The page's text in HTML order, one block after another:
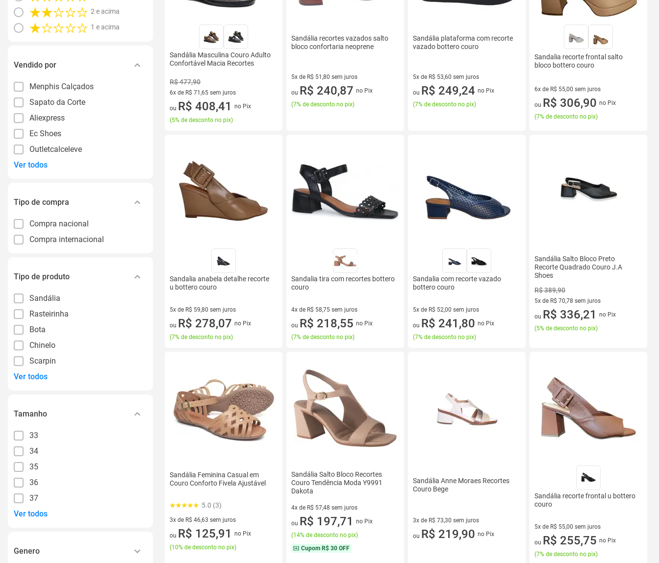
2 e acima
1 e acima
Vendido por
Menphis Calçados
Sapato da Corte
Aliexpress
Ec Shoes
Outletcalceleve
Ver todos
Tipo de compra
Compra nacional
Compra internacional
Tipo de produto
Sandália
Rasteirinha
Bota
Chinelo
Scarpin
Ver todos
Tamanho
33
34
35
36
37
Ver todos
Genero
Sandália Masculina Couro Adulto
Confortável Macia Recortes
R$ 477,90
6x de R$ 71,65 sem juros
6 vez de R$ 71,65 sem juros
ou R$ 408,41
no Pix
(5% de desconto no pix)
Sandália recortes vazados salto
bloco confortaria neoprene
5x de R$ 51,80 sem juros
5 vez de R$ 51,80 sem juros
ou R$ 240,87 no Pix
(7% de desconto no pix)
Sandália plataforma com recorte
vazado bottero couro
5x de R$ 53,60 sem juros
5 vez de R$ 53,60 sem juros
ou R$ 249,24 no Pix
(7% de desconto no pix)
Sandalia recorte frontal salto
bloco bottero couro
6x de R$ 55,00 sem juros
6 vez de R$ 55,00 sem juros
ou R$ 306,90 no Pix
(7% de desconto no pix)
Sandalia anabela detalhe recorte
u bottero couro
5x de R$ 59,80 sem juros
5 vez de R$ 59,80 sem juros
ou R$ 278,07 no Pix
(7% de desconto no pix)
Sandalia tira com recortes bottero
couro
4x de R$ 58,75 sem juros
4 vez de R$ 58,75 sem juros
ou R$ 218,55 no Pix
(7% de desconto no pix)
Sandalia com recorte vazado
bottero couro
5x de R$ 52,00 sem juros
5 vez de R$ 52,00 sem juros
ou R$ 241,80 no Pix
(7% de desconto no pix)
Sandália Salto Bloco Preto
Recorte Quadrado Couro J.A
Shoes
R$ 389,90
5x de R$ 70,78 sem juros
5 vez de R$ 70,78 sem juros
ou R$ 336,21
no Pix
(5% de desconto no pix)
Sandália Feminina Casual em
Couro Conforto Fivela Ajustável
5.0 (3)
3x de R$ 46,63 sem juros
3 vez de R$ 46,63 sem juros
ou R$ 125,91
no Pix
(10% de desconto no pix)
Sandália Salto Bloco Recortes
Couro Tendência Moda Y9991
Dakota
4x de R$ 57,48 sem juros
4 vez de R$ 57,48 sem juros
ou R$ 197,71
no Pix
(14% de desconto no pix)
Cupom R$ 30 OFF
Sandália Anne Moraes Recortes
Couro Bege
3x de R$ 73,30 sem juros
3 vez de R$ 73,30 sem juros
ou R$ 219,90 no Pix
Sandália recorte frontal u bottero
couro
5x de R$ 55,00 sem juros
5 vez de R$ 55,00 sem juros
ou R$ 255,75 no Pix
(7% de desconto no pix)